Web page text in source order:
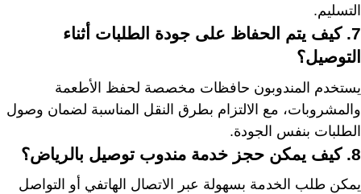
التسليم.
7. كيف يتم الحفاظ على جودة الطلبات أثناء
التوصيل؟
يستخدم المندوبون حافظات مخصصة لحفظ الأطعمة
والمشروبات، مع الالتزام بطرق النقل المناسبة لضمان وصول
الطلبات بنفس الجودة.
8. كيف يمكن حجز خدمة مندوب توصيل بالرياض؟
يمكن طلب الخدمة بسهولة عبر الاتصال الهاتفي أو التواصل